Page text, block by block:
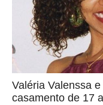
Valéria Valenssa
casamento de 17